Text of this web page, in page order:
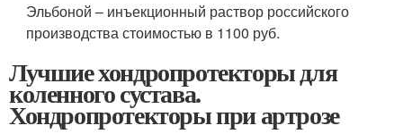
Эльбоной – инъекционный раствор российского
производства стоимостью в 1100 руб.
Лучшие хондропротекторы для
коленного сустава.
Хондропротекторы при артрозе